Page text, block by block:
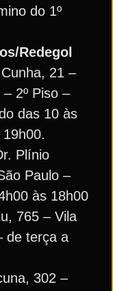
do 1º
Redegol
21 –
2º Piso –
das 10 às
Plínio
Paulo –
às 18h00
765 – Vila
de terça a
302 –